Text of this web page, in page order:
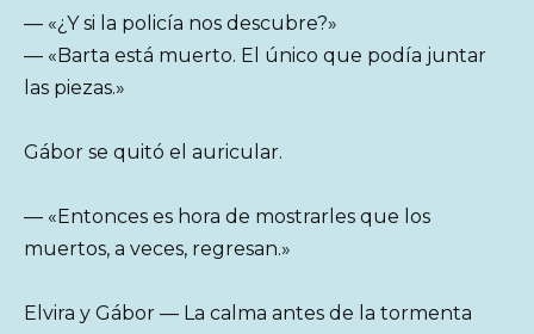
— «¿Y si la policía nos descubre?»
— «Barta está muerto. El único que podía juntar
las piezas.»
Gábor se quitó el auricular.
— «Entonces es hora de mostrarles que los
muertos, a veces, regresan.»
Elvira y Gábor — La calma antes de la tormenta